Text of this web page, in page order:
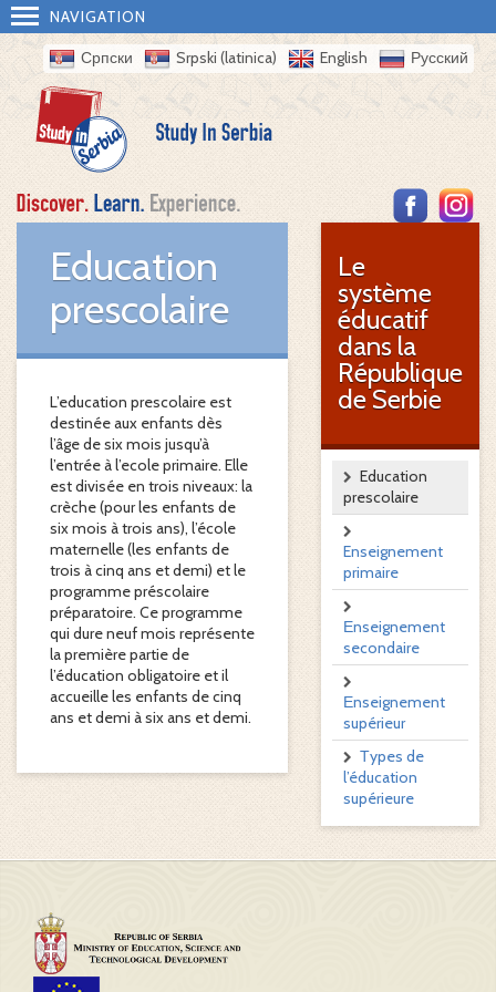
NAVIGATION
Српски Srpski (latinica) English Русский
Le
système
éducatif
dans la
République
de Serbie
Education
prescolaire
Enseignement
primaire
Еnseignement
secondaire
Еnseignement
supérieur
Тypes de
l’éducation
supérieure
Education
prescolaire
L’education prescolaire est
destinée aux enfants dès
l’âge de six mois jusqu’à
l’entrée à l’ecole primaire. Elle
est divisée en trois niveaux: la
crèche (pour les enfants de
six mois à trois ans), l’école
maternelle (les enfants de
trois à cinq ans et demi) et le
programme préscolaire
préparatoire. Ce programme
qui dure neuf mois représente
la première partie de
l’éducation obligatoire et il
accueille les enfants de cinq
ans et demi à six ans et demi.